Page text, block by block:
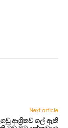
Next article
ආශ්‍රිතව ගල් ඇති